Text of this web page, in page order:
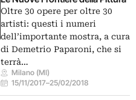
Oltre 30 opere per oltre 30
artisti: questi i numeri
dell’importante mostra, a cura
di Demetrio Paparoni, che si
terrà…
Milano (MI)
15/11/2017–25/02/2018